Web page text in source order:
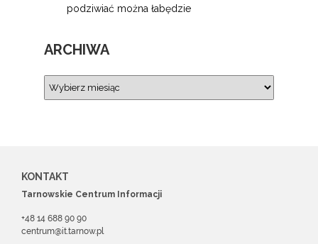
podziwiać można łabędzie
ARCHIWA
KONTAKT
Tarnowskie Centrum Informacji
+48 14 688 90 90
centrum@it.tarnow.pl